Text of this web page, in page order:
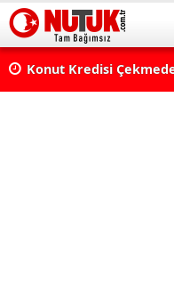
Konut Kredisi